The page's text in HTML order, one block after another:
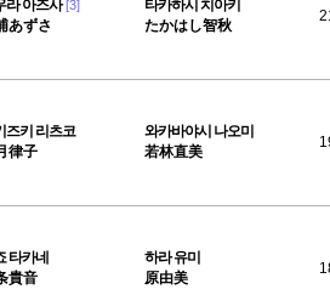
라 아즈사 [3]
あずさ
타카하시 치아키
たかはし智秋
즈키 리츠코
律子
와카바야시 나오미
若林直美
타카네
貴音
하라 유미
原由美